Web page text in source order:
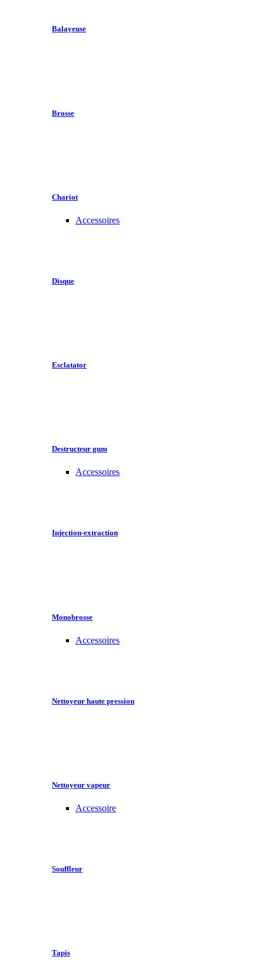
Balayeuse
Brosse
Chariot
Accessoires
Disque
Esclatator
Destructeur gum
Accessoires
Injection-extraction
Monobrosse
Accessoires
Nettoyeur haute pression
Nettoyeur vapeur
Accessoire
Souffleur
Tapis